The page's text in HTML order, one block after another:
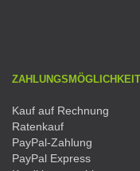
Kauf auf Rechnung
Ratenkauf
PayPal-Zahlung
PayPal Express